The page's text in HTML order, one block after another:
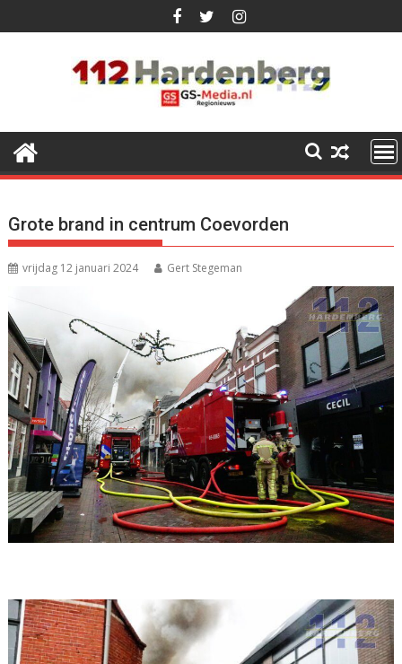
naar
Grote brand in centrum Coevorden
vrijdag 12 januari 2024 Gert Stegeman